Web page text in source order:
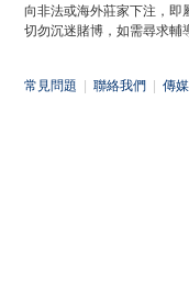
向非法或海外莊家下注，即
切勿沉迷賭博，如需尋求輔
常見問題 聯絡我們 傳